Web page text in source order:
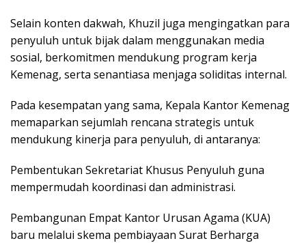
Selain konten dakwah, Khuzil juga mengingatkan para
penyuluh untuk bijak dalam menggunakan media
sosial, berkomitmen mendukung program kerja
Kemenag, serta senantiasa menjaga soliditas internal.
Pada kesempatan yang sama, Kepala Kantor Kemenag
memaparkan sejumlah rencana strategis untuk
mendukung kinerja para penyuluh, di antaranya:
Pembentukan Sekretariat Khusus Penyuluh guna
mempermudah koordinasi dan administrasi.
Pembangunan Empat Kantor Urusan Agama (KUA)
baru melalui skema pembiayaan Surat Berharga